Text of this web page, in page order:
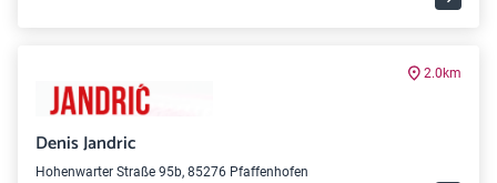
2.0km
Denis Jandric
Hohenwarter Straße 95b, 85276 Pfaffenhofen